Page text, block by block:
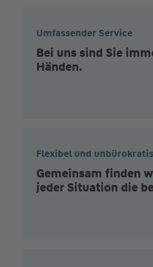
Umfassender Service
Bei uns sind Sie
Händen.
Flexibel und
Gemeinsam finden
jeder Situation die